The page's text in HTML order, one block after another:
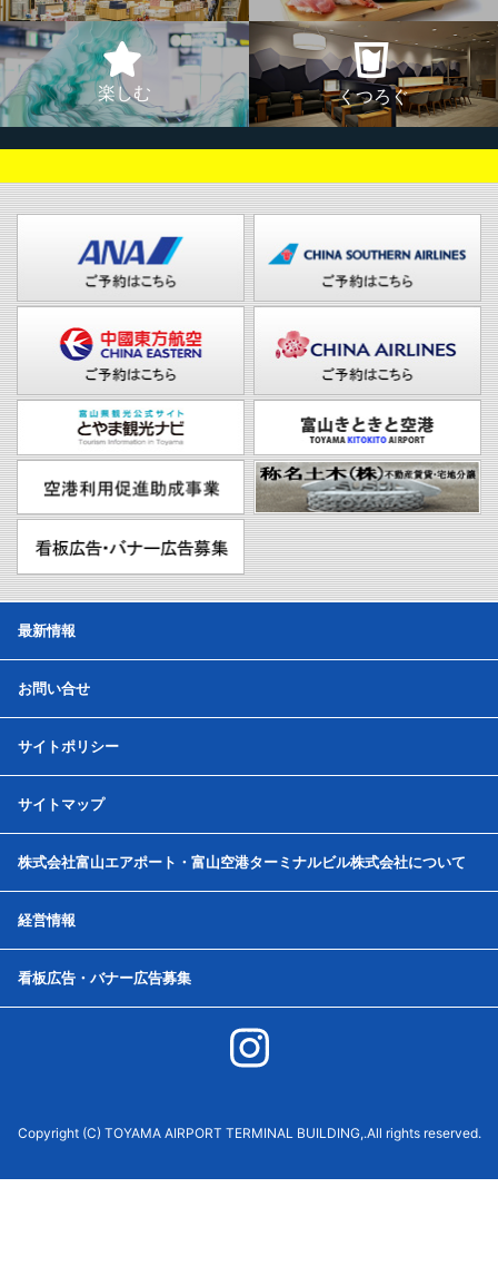
楽しむ くつろぐ
最新情報
お問い合せ
サイトポリシー
サイトマップ
株式会社富山エアポート・富山空港ターミナルビル株式会社について
経営情報
看板広告・バナー広告募集
Copyright (C) TOYAMA AIRPORT TERMINAL BUILDING,.All rights reserved.